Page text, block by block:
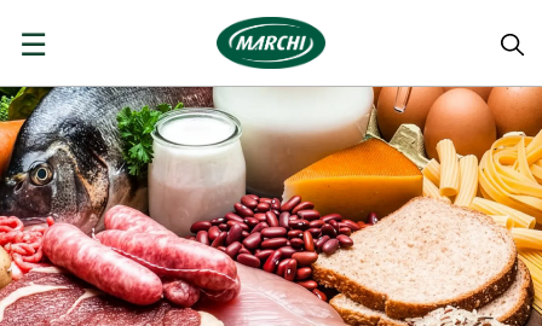
navigazione
☰